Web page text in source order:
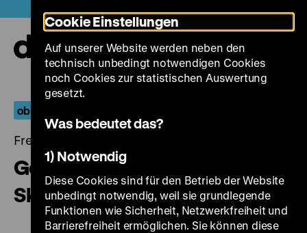
zum
Seiteninhalt
springen
ob kinder oder keine
Freitag, 03. März 2023, 20.30 Uhr
Gelegenheitsarbeit einer
Sklavin
Cookie Einstellungen
Auf unserer Website werden neben den
technisch unbedingt notwendigen Cookies
noch Cookies zur statistischen Auswertung
gesetzt.
Was bedeutet das?
1) Notwendig
Diese Cookies sind für den Betrieb der Website
unbedingt notwendig, weil sie grundlegende
Funktionen wie Sicherheit, Netzwerkfreiheit und
Barrierefreiheit ermöglichen. Sie können diese